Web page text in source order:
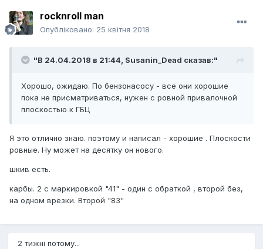
rocknroll man
Опубліковано: 25 квітня 2018
"В 24.04.2018 в 21:44, Susanin_Dead сказав:"
Хорошо, ожидаю. По бензонасосу - все они хорошие
пока не присматриваться, нужен с ровной привалочной
плоскостью к ГБЦ
Я это отлично знаю. поэтому и написал - хорошие . Плоскости
ровные. Ну может на десятку он нового.
шкив есть.
карбы. 2 с маркировкой "41" - один с обраткой , второй без,
на одном врезки. Второй "83"
2 тижні потому...